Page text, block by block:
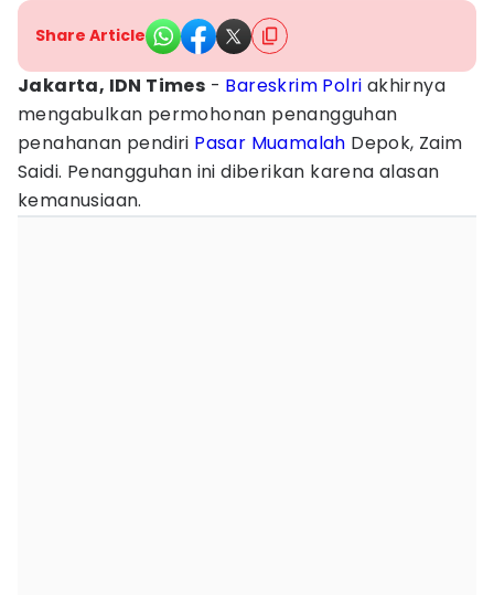
Share Article
Jakarta, IDN Times - Bareskrim Polri akhirnya
mengabulkan permohonan penangguhan
penahanan pendiri Pasar Muamalah Depok, Zaim
Saidi. Penangguhan ini diberikan karena alasan
kemanusiaan.